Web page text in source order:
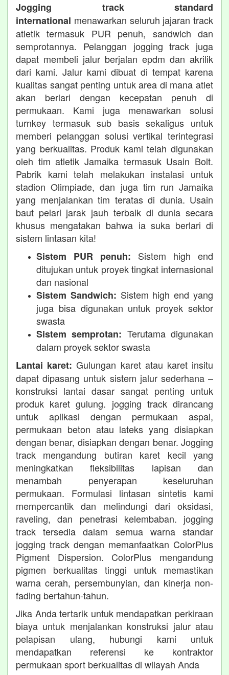
Jogging track standard
international menawarkan seluruh jajaran track
atletik termasuk PUR penuh, sandwich dan
semprotannya. Pelanggan jogging track juga
dapat membeli jalur berjalan epdm dan akrilik
dari kami. Jalur kami dibuat di tempat karena
kualitas sangat penting untuk area di mana atlet
akan berlari dengan kecepatan penuh di
permukaan. Kami juga menawarkan solusi
turnkey termasuk sub basis sekaligus untuk
memberi pelanggan solusi vertikal terintegrasi
yang berkualitas. Produk kami telah digunakan
oleh tim atletik Jamaika termasuk Usain Bolt.
Pabrik kami telah melakukan instalasi untuk
stadion Olimpiade, dan juga tim run Jamaika
yang menjalankan tim teratas di dunia. Usain
baut pelari jarak jauh terbaik di dunia secara
khusus mengatakan bahwa ia suka berlari di
sistem lintasan kita!
Sistem PUR penuh: Sistem high end
ditujukan untuk proyek tingkat internasional
dan nasional
Sistem Sandwich: Sistem high end yang
juga bisa digunakan untuk proyek sektor
swasta
Sistem semprotan: Terutama digunakan
dalam proyek sektor swasta
Lantai karet: Gulungan karet atau karet insitu
dapat dipasang untuk sistem jalur sederhana –
konstruksi lantai dasar sangat penting untuk
produk karet gulung. jogging track dirancang
untuk aplikasi dengan permukaan aspal,
permukaan beton atau lateks yang disiapkan
dengan benar, disiapkan dengan benar. Jogging
track mengandung butiran karet kecil yang
meningkatkan fleksibilitas lapisan dan
menambah penyerapan keseluruhan
permukaan. Formulasi lintasan sintetis kami
mempercantik dan melindungi dari oksidasi,
raveling, dan penetrasi kelembaban. jogging
track tersedia dalam semua warna standar
jogging track dengan memanfaatkan ColorPlus
Pigment Dispersion. ColorPlus mengandung
pigmen berkualitas tinggi untuk memastikan
warna cerah, persembunyian, dan kinerja non-
fading bertahun-tahun.
Jika Anda tertarik untuk mendapatkan perkiraan
biaya untuk menjalankan konstruksi jalur atau
pelapisan ulang, hubungi kami untuk
mendapatkan referensi ke kontraktor
permukaan sport berkualitas di wilayah Anda